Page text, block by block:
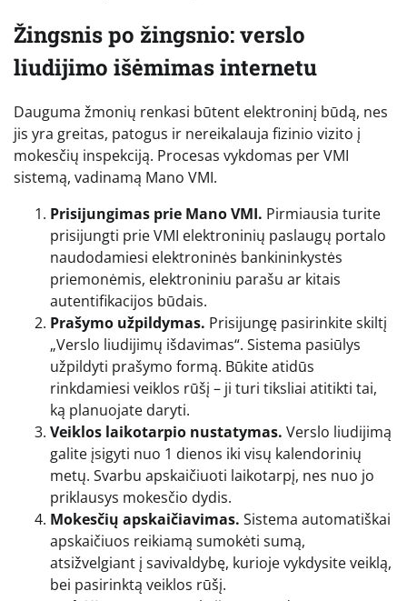
Žingsnis po žingsnio: verslo
liudijimo išėmimas internetu
Dauguma žmonių renkasi būtent elektroninį būdą, nes
jis yra greitas, patogus ir nereikalauja fizinio vizito į
mokesčių inspekciją. Procesas vykdomas per VMI
sistemą, vadinamą Mano VMI.
Prisijungimas prie Mano VMI. Pirmiausia turite
prisijungti prie VMI elektroninių paslaugų portalo
naudodamiesi elektroninės bankininkystės
priemonėmis, elektroniniu parašu ar kitais
autentifikacijos būdais.
Prašymo užpildymas. Prisijungę pasirinkite skiltį
„Verslo liudijimų išdavimas“. Sistema pasiūlys
užpildyti prašymo formą. Būkite atidūs
rinkdamiesi veiklos rūšį – ji turi tiksliai atitikti tai,
ką planuojate daryti.
Veiklos laikotarpio nustatymas. Verslo liudijimą
galite įsigyti nuo 1 dienos iki visų kalendorinių
metų. Svarbu apskaičiuoti laikotarpį, nes nuo jo
priklausys mokesčio dydis.
Mokesčių apskaičiavimas. Sistema automatiškai
apskaičiuos reikiamą sumokėti sumą,
atsižvelgiant į savivaldybę, kurioje vykdysite veiklą,
bei pasirinktą veiklos rūšį.